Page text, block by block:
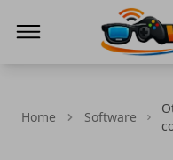
Home Software